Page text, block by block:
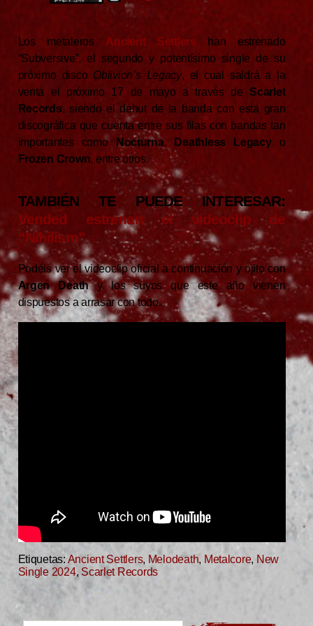
Los metaleros Ancient Settlers han estrenado
“Subversive”, el segundo y potentísimo single de su
próximo disco Oblivion’s Legacy, el cual saldrá a la
venta el próximo 17 de mayo a través de Scarlet
Records, siendo el debut de la banda con esta gran
discográfica que cuenta entre sus filas con bandas tan
importantes como
Nocturna, Deathless Legacyo
Frozen Crown, entre otros.
TAMBIÉN TE PUEDE INTERESAR:
Vended estrenan el videoclip de
“Nihilism”
Podéis ver el videoclip oficial a continuación y ojito con
Argen Deathy los suyos que este año vienen
dispuestos a arrasar con todo.
Etiquetas: Ancient Settlers, Melodeath, Metalcore, New
Single 2024,Scarlet Records